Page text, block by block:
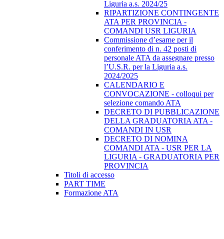
Liguria a.s. 2024/25
RIPARTIZIONE CONTINGENTE
ATA PER PROVINCIA -
COMANDI USR LIGURIA
Commissione d’esame per il
conferimento di n. 42 posti di
personale ATA da assegnare presso
l’U.S.R. per la Liguria a.s.
2024/2025
CALENDARIO E
CONVOCAZIONE - colloqui per
selezione comando ATA
DECRETO DI PUBBLICAZIONE
DELLA GRADUATORIA ATA -
COMANDI IN USR
DECRETO DI NOMINA
COMANDI ATA - USR PER LA
LIGURIA - GRADUATORIA PER
PROVINCIA
Titoli di accesso
PART TIME
Formazione ATA